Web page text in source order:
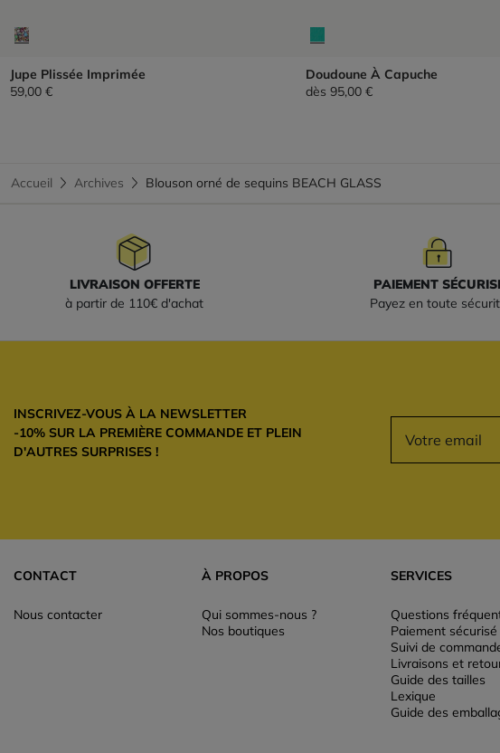
Jupe Plissée Imprimée
59,00 €
Doudoune À Capuche
dès 95,00 €
Accueil Archives Blouson orné de sequins BEACH GLASS
LIVRAISON OFFERTE
à partir de 110€ d'achat
PAIEMENT
Payez en toute
INSCRIVEZ-VOUS À LA NEWSLETTER
-10% SUR LA PREMIÈRE COMMANDE ET PLEIN
D'AUTRES SURPRISES !
CONTACT
Nous contacter
À PROPOS
Qui sommes-nous ?
Nos boutiques
SERVICES
Questions
Paiement sécurisé
Suivi de
Livraisons et
Guide des tailles
Lexique
Guide des